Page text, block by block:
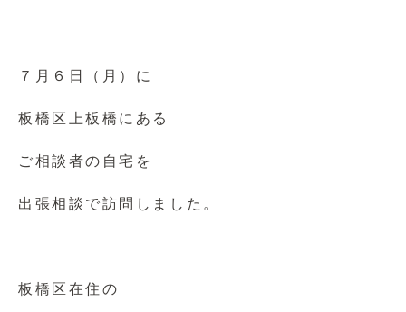
７月６日（月）に
板橋区上板橋にある
ご相談者の自宅を
出張相談で訪問しました。
板橋区在住の